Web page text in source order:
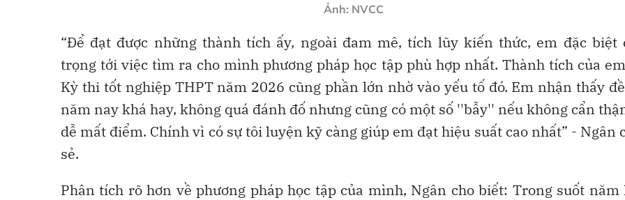
Ảnh: NVCC
“Để đạt được những thành tích ấy, ngoài đam mê, tích lũy kiến thức, em đặc biệt
trọng tới việc tìm ra cho mình phương pháp học tập phù hợp nhất. Thành tích của
Kỳ thi tốt nghiệp THPT năm 2026 cũng phần lớn nhờ vào yếu tố đó. Em nhận thấy
năm nay khá hay, không quá đánh đố nhưng cũng có một số ''bẫy'' nếu không cẩn
dễ mất điểm. Chính vì có sự tôi luyện kỹ càng giúp em đạt hiệu suất cao nhất” - Ngân
sẻ.
Phân tích rõ hơn về phương pháp học tập của mình, Ngân cho biết: Trong suốt năm